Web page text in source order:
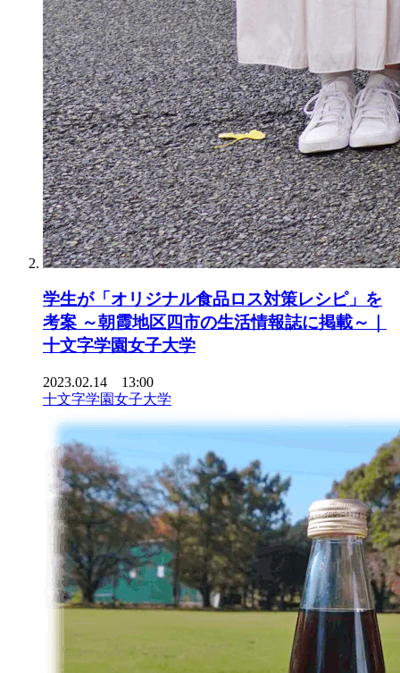
学生が「オリジナル食品ロス対策レシピ」を
考案 ～朝霞地区四市の生活情報誌に掲載～｜
十文字学園女子大学
2023.02.14 13:00
十文字学園女子大学